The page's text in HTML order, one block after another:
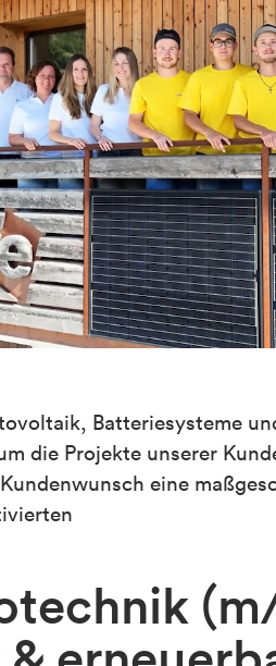
Batteriesysteme
die Projekte unserer
eine